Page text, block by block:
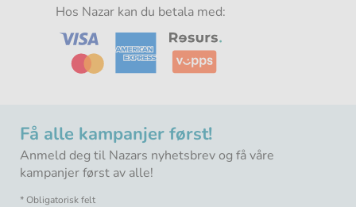
-
-
-
Hos Nazar kan du betala med:
Få alle kampanjer først!
Anmeld deg til Nazars nyhetsbrev og få våre
kampanjer først av alle!
* Obligatorisk felt